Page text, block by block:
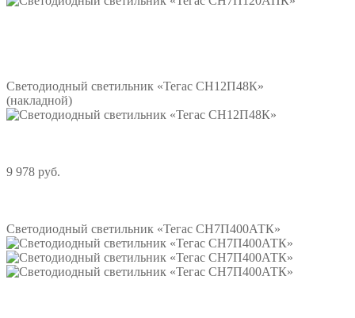
Светодиодный светильник «Тегас СН12П48К»
(накладной)
9 978 руб.
Светодиодный светильник «Тегас СН7П400АТК»